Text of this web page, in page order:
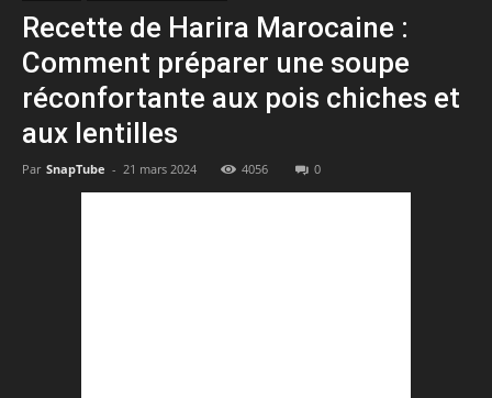
Recette de Harira Marocaine :
Comment préparer une soupe
réconfortante aux pois chiches et
aux lentilles
Par SnapTube - 21 mars 2024 4056 0